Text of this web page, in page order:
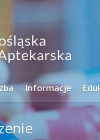
Informacje